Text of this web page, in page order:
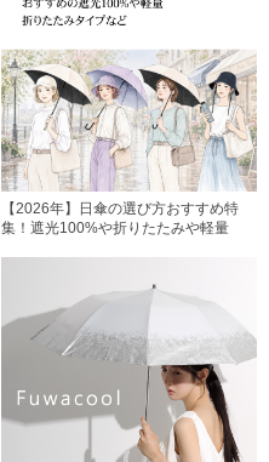
【2026年】日傘の選び方おすすめ特
集！遮光100%や折りたたみや軽量